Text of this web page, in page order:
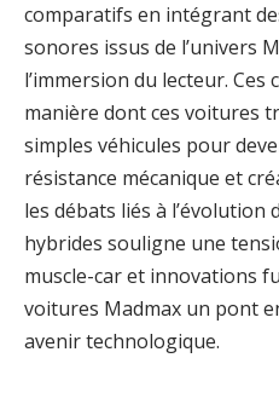
comparatifs en intégrant
sonores issus de l’univers
l’immersion du lecteur.
manière dont ces voitures
simples véhicules pour
résistance mécanique et
les débats liés à l’évolution
hybrides souligne une
muscle-car et innovations
voitures Madmax un pont
avenir technologique.